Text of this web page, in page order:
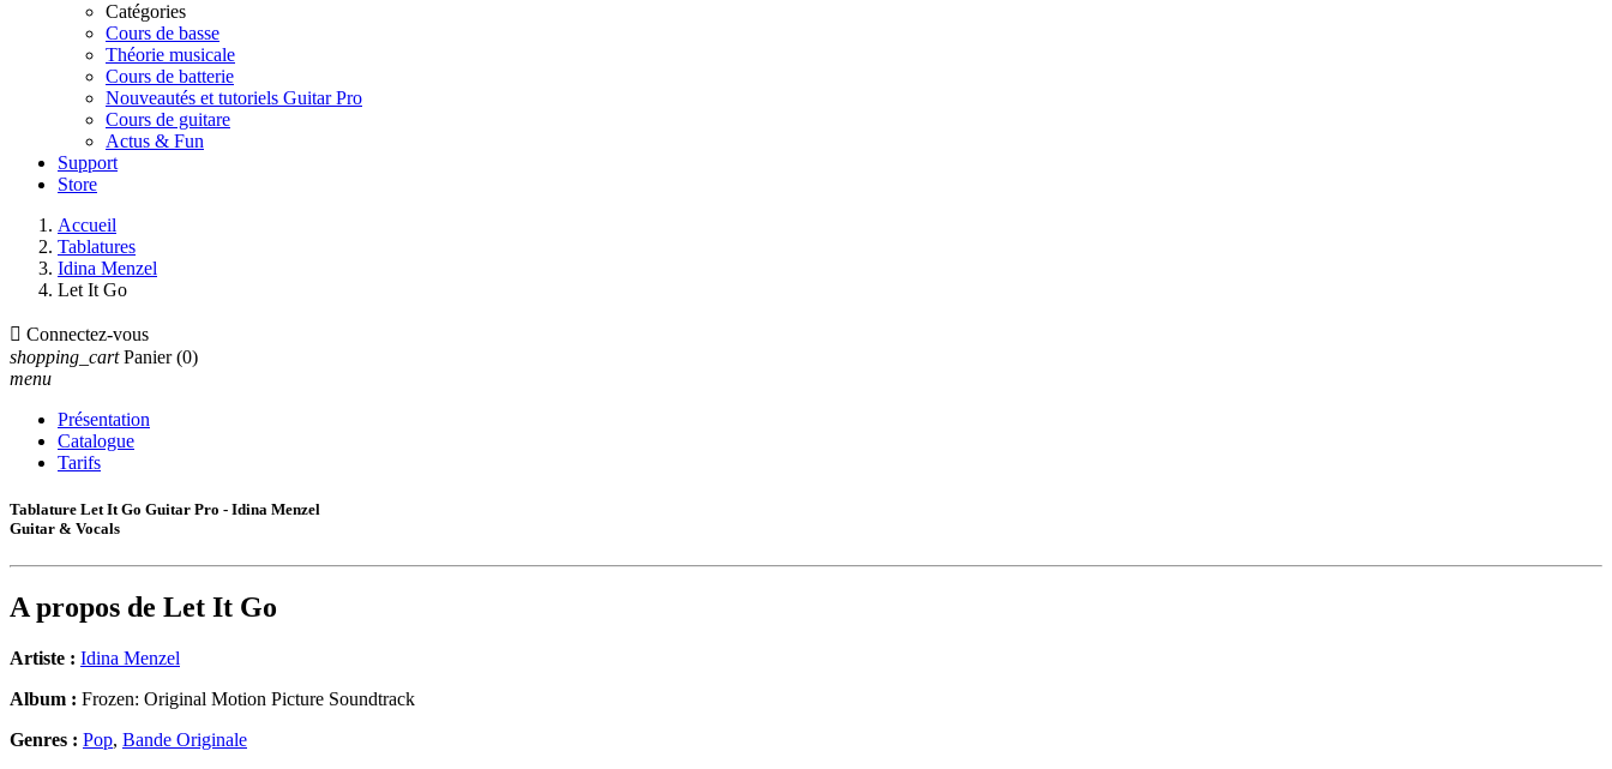
Catégories
Cours de basse
Théorie musicale
Cours de batterie
Nouveautés et tutoriels Guitar Pro
Cours de guitare
Actus & Fun
Support
Store
Accueil
Tablatures
Idina Menzel
Let It Go
 Connectez-vous
shopping_cart Panier (0)
menu
Présentation
Catalogue
Tarifs
Tablature Let It Go Guitar Pro - Idina Menzel
Guitar & Vocals
A propos de Let It Go
Artiste : Idina Menzel
Album : Frozen: Original Motion Picture Soundtrack
Genres : Pop, Bande Originale